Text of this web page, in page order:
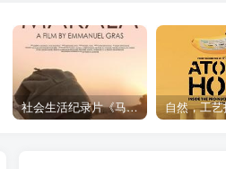
社会生活纪录片《马加拉 Makala》下载